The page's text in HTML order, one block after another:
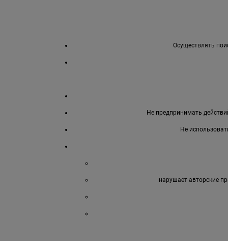
Осуществлять
Не предпринимать
Не
нарушает авторские